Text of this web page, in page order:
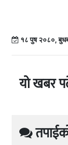
१८ पुष २०८०,
यो खबर